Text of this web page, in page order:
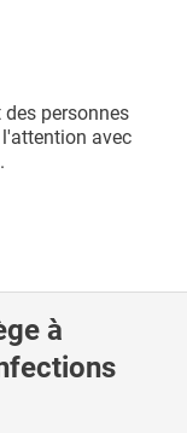
des personnes
avec
à